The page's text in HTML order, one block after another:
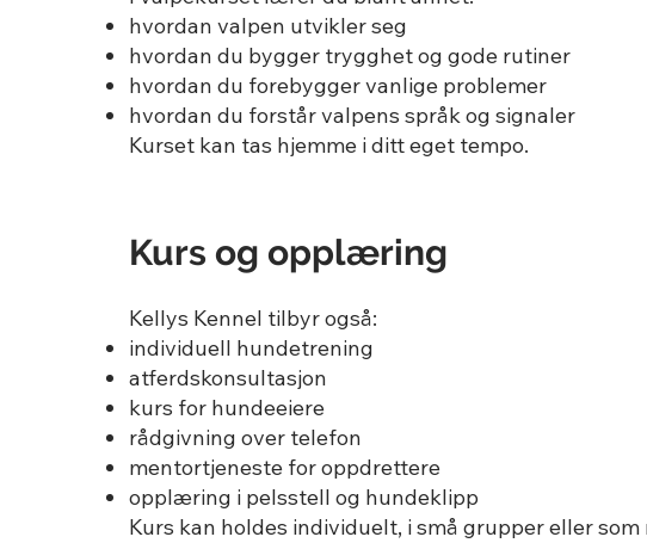
hvordan valpen utvikler seg
hvordan du bygger trygghet og gode rutiner
hvordan du forebygger vanlige problemer
hvordan du forstår valpens språk og signaler
Kurset kan tas hjemme i ditt eget tempo.
Kurs og opplæring
Kellys Kennel tilbyr også:
individuell hundetrening
atferdskonsultasjon
kurs for hundeeiere
rådgivning over telefon
mentortjeneste for oppdrettere
opplæring i pelsstell og hundeklipp
Kurs kan holdes individuelt, i små grupper eller